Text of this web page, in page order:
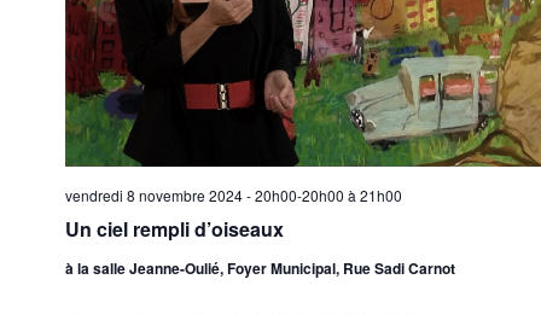
Un ciel rempli d’oiseaux
vendredi 8 novembre 2024 - 20h00-20h00 à 21h00
à la salle Jeanne-Oulié, Foyer Municipal, Rue Sadi Carnot